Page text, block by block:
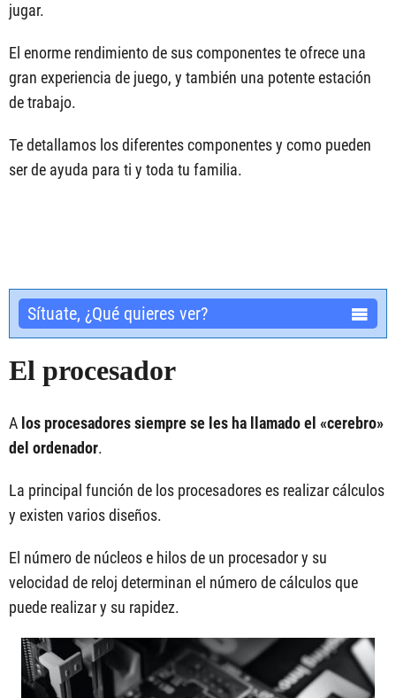
jugar.
El enorme rendimiento de sus componentes te ofrece una
gran experiencia de juego, y también una potente estación
de trabajo.
Te detallamos los diferentes componentes y como pueden
ser de ayuda para ti y toda tu familia.
Sítuate, ¿Qué quieres ver?
El procesador
A los procesadores siempre se les ha llamado el «cerebro»
del ordenador.
La principal función de los procesadores es realizar cálculos
y existen varios diseños.
El número de núcleos e hilos de un procesador y su
velocidad de reloj determinan el número de cálculos que
puede realizar y su rapidez.